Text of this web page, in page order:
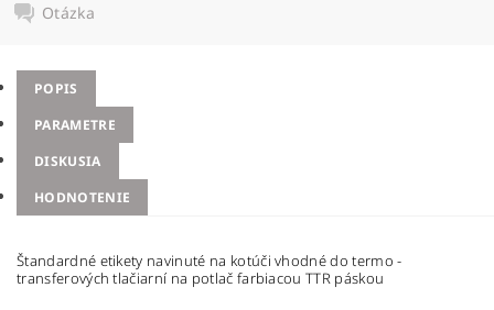
Otázka
POPIS
PARAMETRE
DISKUSIA
HODNOTENIE
Štandardné etikety navinuté na kotúči vhodné do termo -
transferových tlačiarní na potlač farbiacou TTR páskou